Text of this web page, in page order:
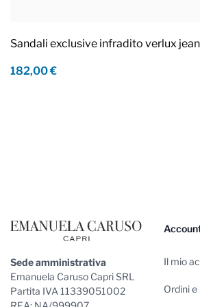
Sandali exclusive infradito verlux
182,00 €
Sede amministrativa
Emanuela Caruso Capri SRL
Partita IVA 11339051002
Il mio
Ordini e